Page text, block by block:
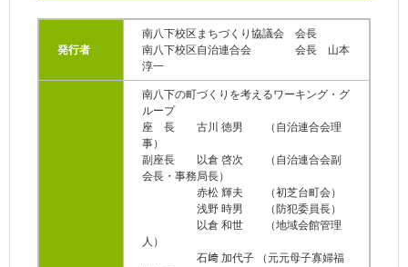
発行者
南八下校区まちづくり協議会 会長
南八下校区自治連合会 会長 山本
淳一
南八下の町づくりを考えるワーキング・グ
ループ
座 長 古川 徳男 （自治連合会理
事）
副座長 以倉 啓次 （自治連合会副
会長・事務局長）
赤松 輝夫 （初芝台町会）
浅野 時男 （防犯委員長）
以倉 和世 （地域会館管理
人）
石﨑 加代子 （元元母子寡婦福